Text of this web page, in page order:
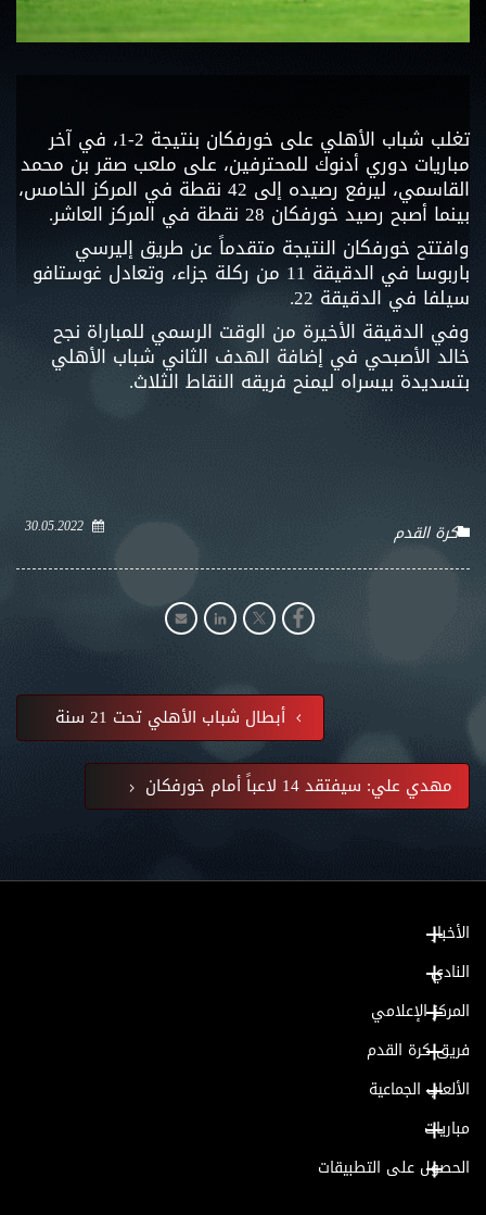
تغلب شباب الأهلي على خورفكان بنتيجة 2-1، في آخر
مباريات دوري أدنوك للمحترفين، على ملعب صقر بن محمد
القاسمي، ليرفع رصيده إلى 42 نقطة في المركز الخامس،
بينما أصبح رصيد خورفكان 28 نقطة في المركز العاشر.
وافتتح خورفكان النتيجة متقدماً عن طريق إليرسي
باربوسا في الدقيقة 11 من ركلة جزاء، وتعادل غوستافو
سيلفا في الدقيقة 22.
وفي الدقيقة الأخيرة من الوقت الرسمي للمباراة نجح
خالد الأصبحي في إضافة الهدف الثاني شباب الأهلي
بتسديدة بيسراه ليمنح فريقه النقاط الثلاث.
30.05.2022 كرة القدم
أبطال شباب الأهلي تحت 21 سنة
مهدي علي: سيفتقد 14 لاعباً أمام خورفكان
الأخبار
النادي
المركز الإعلامي
فريق كرة القدم
الألعاب الجماعية
مباريات
الحصول على التطبيقات